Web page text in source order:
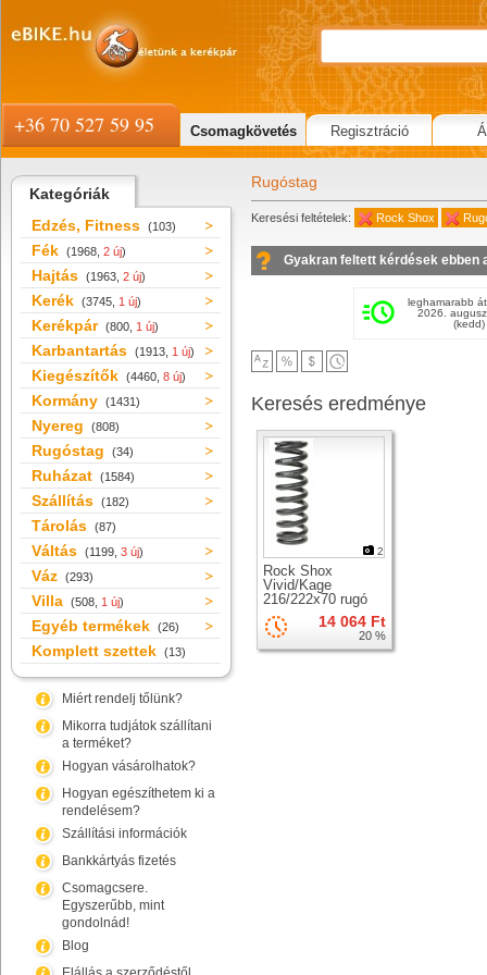
Kategóriák
Edzés, Fitness (103)
Fék (1968, 2 új)
Hajtás (1963, 2 új)
Kerék (3745, 1 új)
Kerékpár (800, 1 új)
Karbantartás (1913, 1 új)
Kiegészítők (4460, 8 új)
Kormány (1431)
Nyereg (808)
Rugóstag (34)
Ruházat (1584)
Szállítás (182)
Tárolás (87)
Váltás (1199, 3 új)
Váz (293)
Villa (508, 1 új)
Egyéb termékek (26)
Komplett szettek (13)
Miért rendelj tőlünk?
Mikorra tudjátok szállítani
a terméket?
Hogyan vásárolhatok?
Hogyan egészíthetem ki a
rendelésem?
Szállítási információk
Bankkártyás fizetés
Csomagcsere.
Egyszerűbb, mint
gondolnád!
Blog
Rugóstag
Keresési feltételek: Rock Shox
Gyakran feltett kérdések ebben
leghamarabb
2026.
(kedd)
Keresés eredménye
2
Rock Shox
Vivid/Kage
216/222x70 rugó
hátsó rugóstaghoz
14 064 Ft
20 %
+36 70 527 59 95 Csomagkövetés Regisztráció